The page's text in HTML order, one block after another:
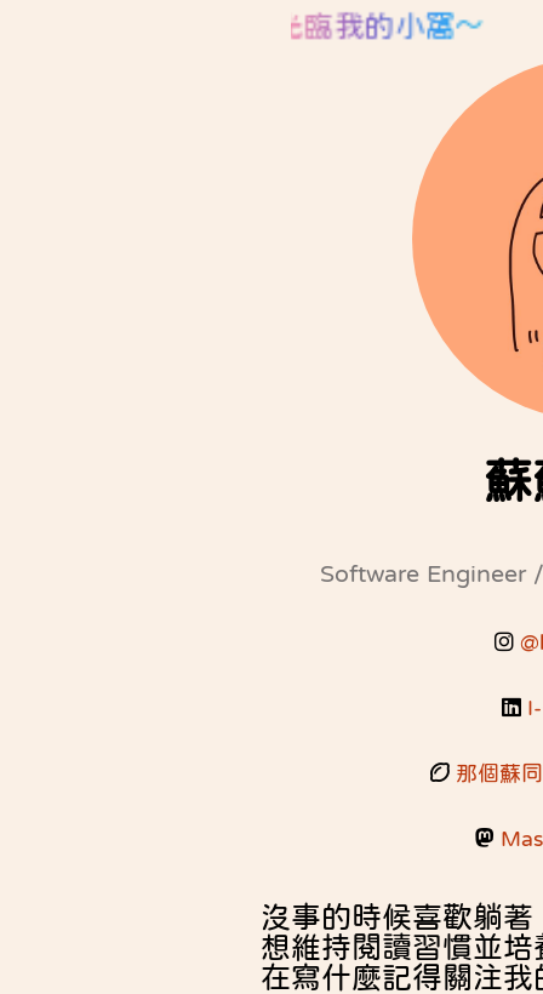
歡迎光臨我的小窩～
Software Engineer
那個蘇
沒事的時候喜歡躺
想維持閱讀習慣並
在寫什麼記得關注我